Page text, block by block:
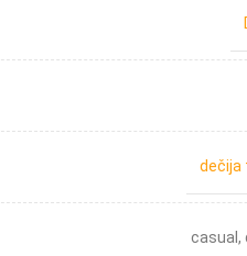
dečija
casual ,